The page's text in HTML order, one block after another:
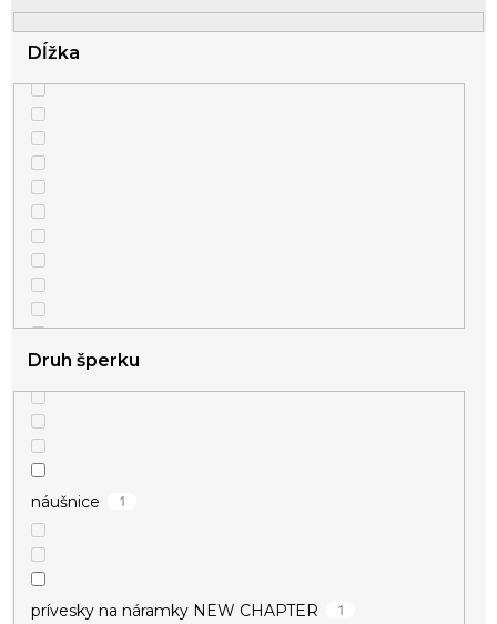
k
t
v
Dĺžka
Druh šperku
náušnice 1
prívesky na náramky NEW CHAPTER 1